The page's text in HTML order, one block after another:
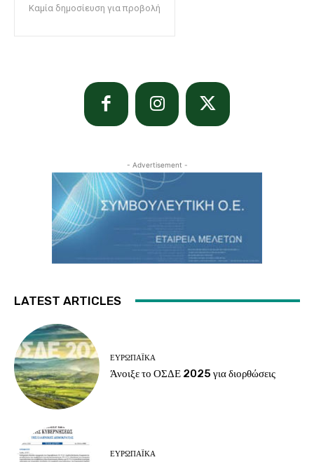
Καμία δημοσίευση για προβολή
- Advertisement -
LATEST ARTICLES
ΕΥΡΩΠΑΪΚΆ
Άνοιξε το ΟΣΔΕ 2025 για διορθώσεις
ΕΥΡΩΠΑΪΚΆ